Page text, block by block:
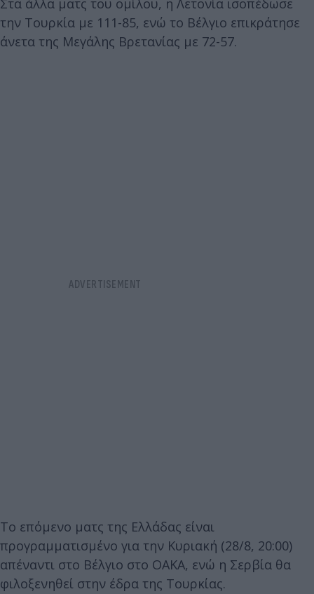
Στα άλλα ματς του ομίλου, η Λετονία ισοπέδωσε
την Τουρκία με 111-85, ενώ το Βέλγιο επικράτησε
άνετα της Μεγάλης Βρετανίας με 72-57.
Το επόμενο ματς της Ελλάδας είναι
προγραμματισμένο για την Κυριακή (28/8, 20:00)
απέναντι στο Βέλγιο στο ΟΑΚΑ, ενώ η Σερβία θα
φιλοξενηθεί στην έδρα της Τουρκίας.